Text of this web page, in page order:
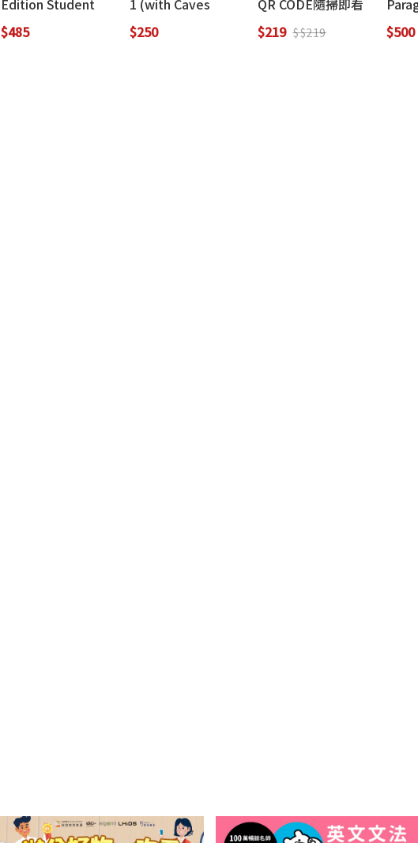
Edition Student
Book 4
$485
1 (with Caves
WebSource)
$250
QR CODE隨掃即看
即聽音檔)
$219 $$219
3
$500